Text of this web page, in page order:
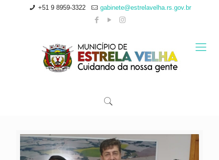
+51 9 8959-3322 gabinete@estrelavelha.rs.gov.br